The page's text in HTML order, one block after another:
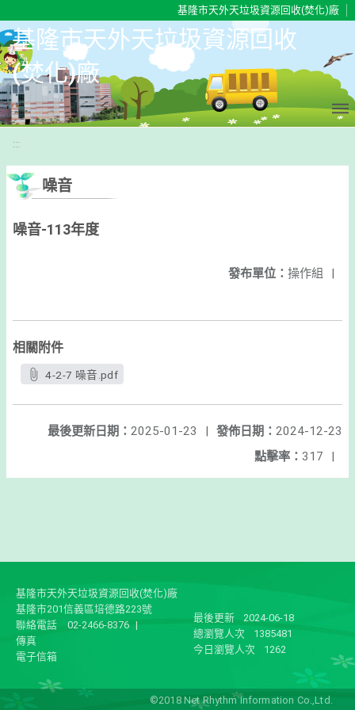
基隆市天外天垃圾資源回收(焚化)廠
基隆市天外天垃圾資源回收
(焚化)廠
:::
噪音
噪音-113年度
發布單位： 操作組 |
相關附件
4-2-7 噪音.pdf
發佈日期： 2024-12-23
最後更新日期： 2025-01-23
|
點擊率： 317 |
基隆市天外天垃圾資源回收(焚化)廠
基隆市201信義區培德路223號
聯絡電話
02-2466-8376 |
傳真
電子信箱
最後更新
2024-06-18
總瀏覽人次
1385481
今日瀏覽人次
1262
©2018 Net Rhythm Information Co.,Ltd.